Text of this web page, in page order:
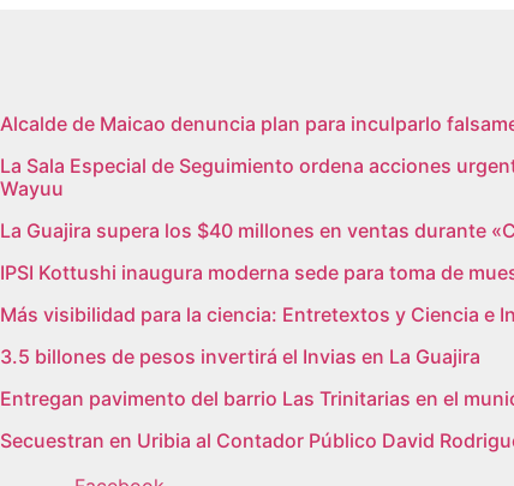
Alcalde de Maicao denuncia plan para inculparlo
La Sala Especial de Seguimiento ordena acciones
Wayuu
La Guajira supera los $40 millones en ventas durante
IPSI Kottushi inaugura moderna sede para toma de
Más visibilidad para la ciencia: Entretextos y Ciencia e
3.5 billones de pesos invertirá el Invias en La Guajira
Entregan pavimento del barrio Las Trinitarias en el
Secuestran en Uribia al Contador Público David